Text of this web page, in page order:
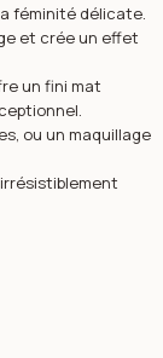
féminité délicate.
et crée un effet
un fini mat
ou un maquillage